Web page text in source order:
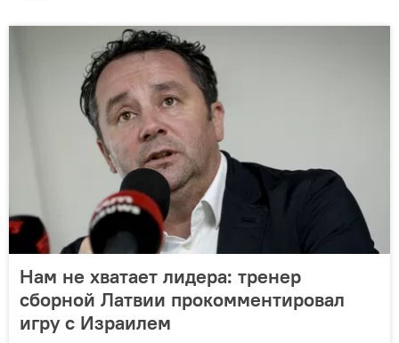
Нам не хватает лидера: тренер
сборной Латвии прокомментировал
игру с Израилем